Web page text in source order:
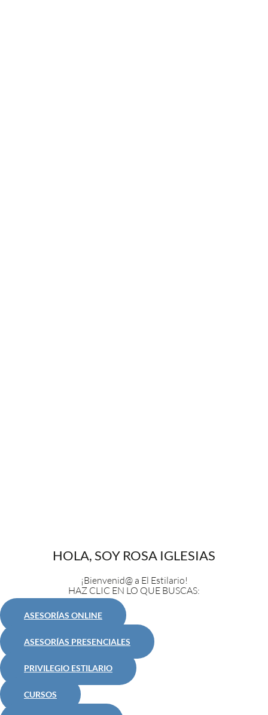
HOLA, SOY ROSA IGLESIAS
¡Bienvenid@ a El Estilario!
HAZ CLIC EN LO QUE BUSCAS:
ASESORÍAS ONLINE
ASESORÍAS PRESENCIALES
PRIVILEGIO ESTILARIO
CURSOS